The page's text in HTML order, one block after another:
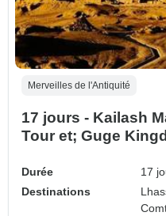
Merveilles de l'Antiquité
17 jours - Kailash
Tour et; Guge
Durée
17
Destinations